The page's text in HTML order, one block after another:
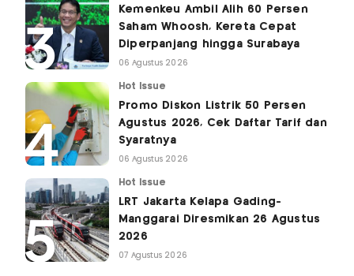
Kemenkeu Ambil Alih 60 Persen
Saham Whoosh, Kereta Cepat
Diperpanjang hingga Surabaya
06 Agustus 2026
Hot Issue
Promo Diskon Listrik 50 Persen
Agustus 2026, Cek Daftar Tarif dan
Syaratnya
06 Agustus 2026
Hot Issue
LRT Jakarta Kelapa Gading-
Manggarai Diresmikan 26 Agustus
2026
07 Agustus 2026